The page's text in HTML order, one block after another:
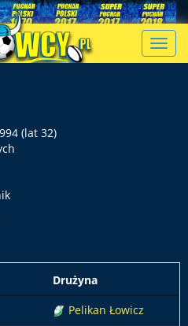
(lat 32)
Drużyna
Pelikan Łowicz